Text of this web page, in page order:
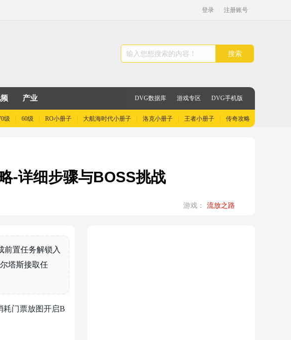
登录 注册账号
搜索
产业 DVG数据库 游戏专区 DVG手机版
级 60级 RO小册子 大航海时代小册子 洛克小册子 王者小册子 传奇攻略
-详细步骤与BOSS挑战
游戏： 流放之路
前置任务解锁入
塔斯接取任
耗门票放图开启B